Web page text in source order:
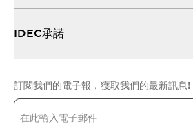
IDEC承諾
訂閱我們的電子報，獲取我們的最新訊息!